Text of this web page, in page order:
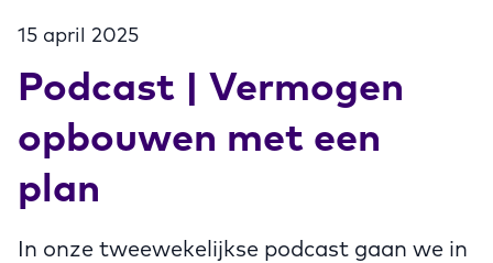
15 april 2025
Podcast | Vermogen
opbouwen met een
plan
In onze tweewekelijkse podcast gaan we in